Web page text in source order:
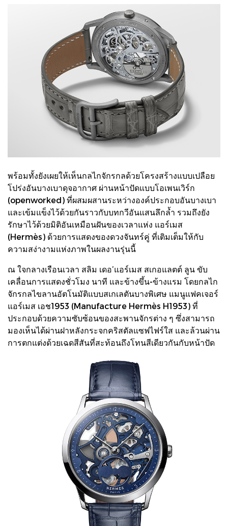
พร้อมทั้งยังเผยให้เห็นกลไกจักรกลด้วยโครงสร้างแบบเปลือย
โปร่งอันบางเบาดุจอากาศ ผ่านหน้าปัดแบบโอเพนเวิร์ก
(openworked) ที่ผสมผสานระหว่างองค์ประกอบอันบางเบา
และเข้มแข็งไว้ด้วยกันราวกับบทกวีอันแสนลึกล้ำ รวมถึงยัง
รักษาไว้ด้วยมิติอันเหมือนฝันของเวลาแห่ง แอร์เมส
(Hermès) ด้วยการแสดงของดวงจันทร์คู่ ที่เติมเต็มให้กับ
ความสง่างามแห่งภาพในผลงานรุ่นนี้
ณ ใจกลางเรือนเวลา สลิม เดอ’แอร์เมส สเกอแลตต์ ลูน ขับ
เคลื่อนการแสดงชั่วโมง นาที และข้างขึ้น-ข้างแรม โดยกลไก
จักรกลไขลานอัตโนมัติแบบสเกเลตันบางพิเศษ แมนูแฟคเจอร์
แอร์เมส เอช1953 (Manufacture Hermès H1953) ที่
ประกอบด้วยความซับซ้อนของสะพานจักรต่าง ๆ ซึ่งสามารถ
มองเห็นได้ผ่านฝาหลังกระจกคริสตัลแซฟไฟร์ใส และล้วนผ่าน
การตกแต่งด้วยเฉดสีสันที่สะท้อนถึงโทนสีเดียวกันกับหน้าปัด